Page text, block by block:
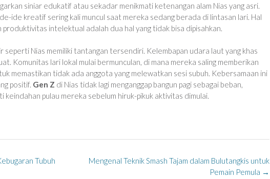
siniar edukatif atau sekadar menikmati ketenangan alam Nias yang asri.
ide kreatif sering kali muncul saat mereka sedang berada di lintasan lari. Hal
intelektual adalah dua hal yang tidak bisa dipisahkan.
seperti Nias memiliki tantangan tersendiri. Kelembapan udara laut yang khas
Komunitas lari lokal mulai bermunculan, di mana mereka saling memberikan
memastikan tidak ada anggota yang melewatkan sesi subuh. Kebersamaan ini
positif. Gen Z di Nias tidak lagi menganggap bangun pagi sebagai beban,
keindahan pulau mereka sebelum hiruk-pikuk aktivitas dimulai.
Mengenal Teknik Smash Tajam dalam Bulutangkis untuk
Pemain Pemula →
Tubuh